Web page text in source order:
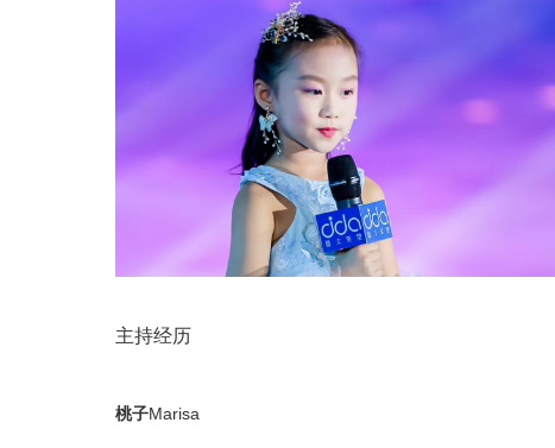
主持经历
桃子Marisa